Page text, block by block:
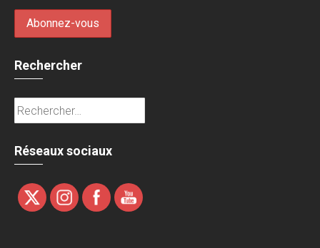
Rechercher
Rechercher :
Réseaux sociaux